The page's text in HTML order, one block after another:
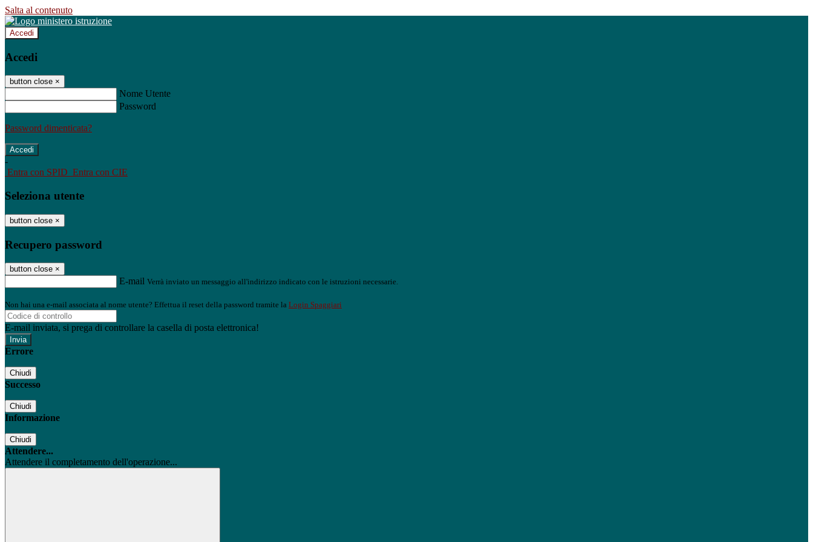
Salta al contenuto
Accedi
Accedi
button close ×
Nome Utente
Password
Password dimenticata?
-
Entra con SPID Entra con CIE
Seleziona utente
button close ×
Recupero password
button close ×
E-mail Verrà inviato un messaggio all'indirizzo indicato con le istruzioni necessarie.
Non hai una e-mail associata al nome utente? Effettua il reset della password tramite la Login Spaggiari
E-mail inviata, si prega di controllare la casella di posta elettronica!
Errore
Chiudi
Successo
Chiudi
Informazione
Chiudi
Attendere...
Attendere il completamento dell'operazione...